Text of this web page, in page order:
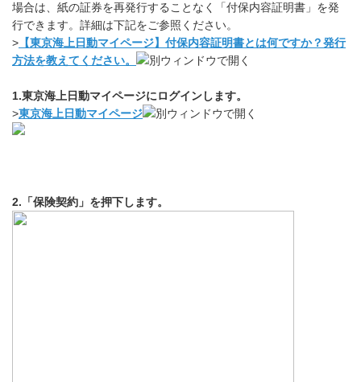
場合は、紙の証券を再発行することなく「付保内容証明書」を発
行できます。詳細は下記をご参照ください。
> 【東京海上日動マイページ】付保内容証明書とは何ですか？発行
方法を教えてください。
1.東京海上日動マイページにログインします。
>東京海上日動マイページ
2.「保険契約」を押下します。